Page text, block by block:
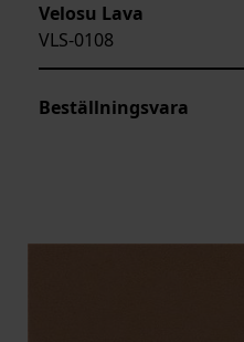
Velosu Lava
VLS-0108
Beställningsvara